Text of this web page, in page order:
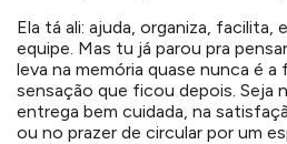
Ela tá ali: ajuda, organiza, facilita,
equipe. Mas tu já parou pra
leva na memória quase nunca é a
sensação que ficou depois. Seja
entrega bem cuidada, na
ou no prazer de circular por um